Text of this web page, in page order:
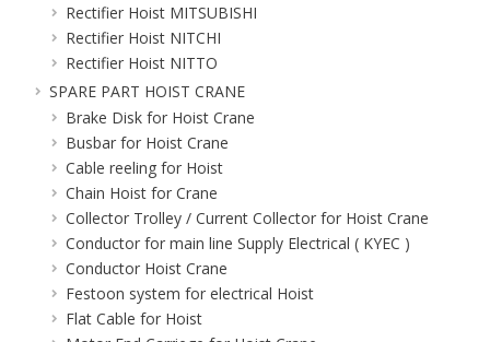
Rectifier Hoist MITSUBISHI
Rectifier Hoist NITCHI
Rectifier Hoist NITTO
SPARE PART HOIST CRANE
Brake Disk for Hoist Crane
Busbar for Hoist Crane
Cable reeling for Hoist
Chain Hoist for Crane
Collector Trolley / Current Collector for Hoist Crane
Conductor for main line Supply Electrical ( KYEC )
Conductor Hoist Crane
Festoon system for electrical Hoist
Flat Cable for Hoist